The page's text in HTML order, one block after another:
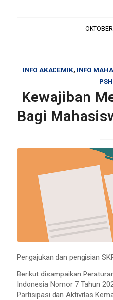
INFO AKADEMIK, INFO
Kewajiban
Bagi
Pengajukan dan pengisian
Berikut disampaikan
Indonesia Nomor 7 Tahun
Partisipasi dan Aktivitas